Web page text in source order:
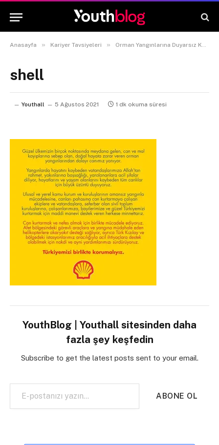
Anasayfa » Kariyer Tavsiyeleri » Orman Yangınlarına Duyarsız Kalmayan Şirketler
shell
Youthall 5 Ağustos 2021 1 dk okuma süresi
YouthBlog | Youthall sitesinden daha
fazla şey keşfedin
Subscribe to get the latest posts sent to your email.
E-postanızı yazın…
ABONE OL